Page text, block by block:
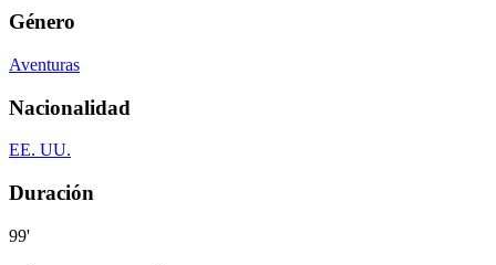
Género
Aventuras
Nacionalidad
EE. UU.
Duración
99'